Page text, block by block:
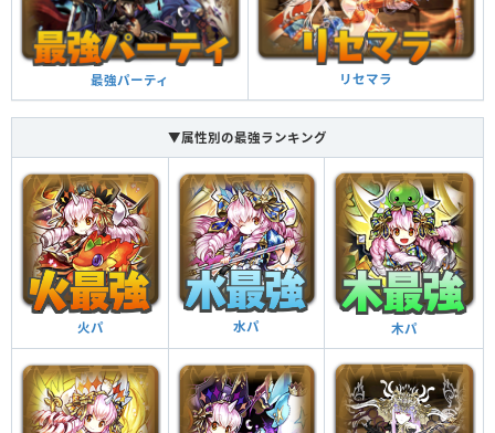
最強パーティ リセマラ
▼属性別の最強ランキング
火パ 水パ 木パ